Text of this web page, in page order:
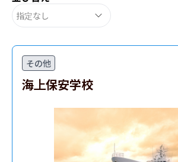
指定なし
その他
海上保安学校